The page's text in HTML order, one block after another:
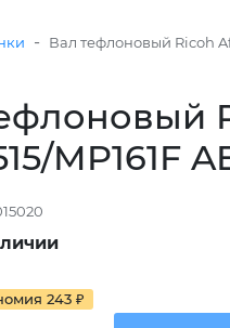
- Вал тефлоновый Ricoh
MP161F
243 ₽